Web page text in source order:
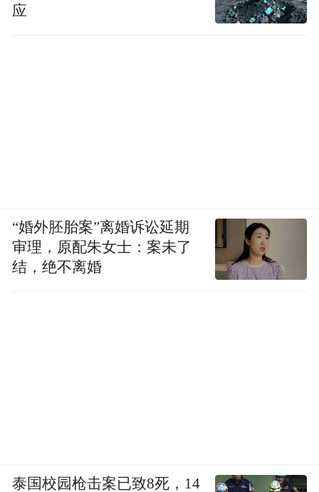
应
“婚外胚胎案”离婚诉讼延期
审理，原配朱女士：案未了
结，绝不离婚
泰国校园枪击案已致8死，14